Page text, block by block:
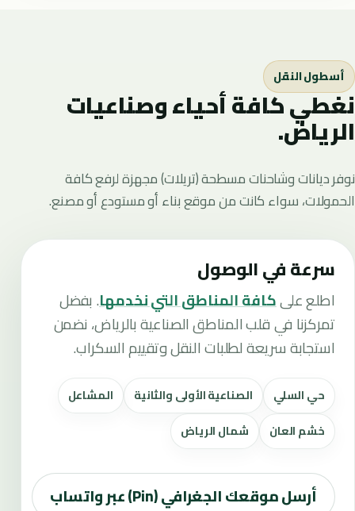
أسطول النقل
نغطي كافة أحياء وصناعيات
الرياض.
نوفر ديانات وشاحنات مسطحة (تريلات) مجهزة لرفع كافة
الحمولات، سواء كانت من موقع بناء أو مستودع أو مصنع.
سرعة في الوصول
اطلع علىكافة المناطق التي نخدمها. بفضل
تمركزنا في قلب المناطق الصناعية بالرياض، نضمن
استجابة سريعة لطلبات النقل وتقييم السكراب.
حي السلي الصناعية الأولى والثانية
المشاعل
خشم العان
شمال الرياض
أرسل موقعك الجغرافي (Pin) عبر واتساب